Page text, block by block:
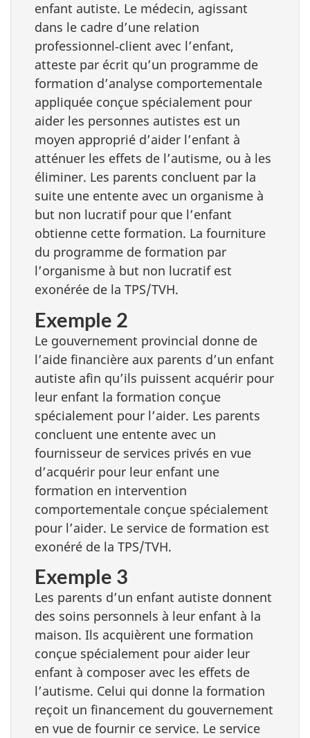
enfant autiste. Le médecin, agissant
dans le cadre d’une relation
professionnel‑client avec l’enfant,
atteste par écrit qu’un programme de
formation d’analyse comportementale
appliquée conçue spécialement pour
aider les personnes autistes est un
moyen approprié d’aider l’enfant à
atténuer les effets de l’autisme, ou à les
éliminer. Les parents concluent par la
suite une entente avec un organisme à
but non lucratif pour que l’enfant
obtienne cette formation. La fourniture
du programme de formation par
l’organisme à but non lucratif est
exonérée de la TPS/TVH.
Exemple 2
Le gouvernement provincial donne de
l’aide financière aux parents d’un enfant
autiste afin qu’ils puissent acquérir pour
leur enfant la formation conçue
spécialement pour l’aider. Les parents
concluent une entente avec un
fournisseur de services privés en vue
d’acquérir pour leur enfant une
formation en intervention
comportementale conçue spécialement
pour l’aider. Le service de formation est
exonéré de la TPS/TVH.
Exemple 3
Les parents d’un enfant autiste donnent
des soins personnels à leur enfant à la
maison. Ils acquièrent une formation
conçue spécialement pour aider leur
enfant à composer avec les effets de
l’autisme. Celui qui donne la formation
reçoit un financement du gouvernement
en vue de fournir ce service. Le service